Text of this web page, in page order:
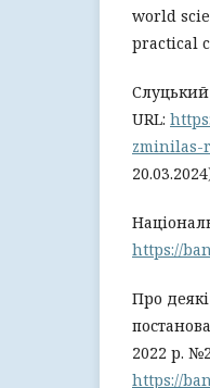
world
practical
Слуцький
URL:
zminilas-
https://
Про
2022 р.
https://